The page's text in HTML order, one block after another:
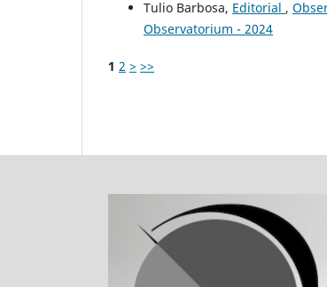
Tulio Barbosa, Editorial ,
Observatorium - 2024
1 2 > >>